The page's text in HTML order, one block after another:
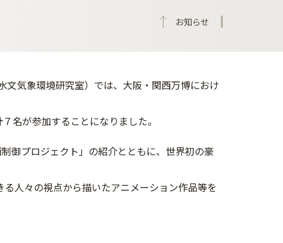
お知らせ
気象環境研究室）では、大阪・関西万博におけ
名が参加することになりました。
御プロジェクト」の紹介とともに、世界初の豪
人々の視点から描いたアニメーション作品等を